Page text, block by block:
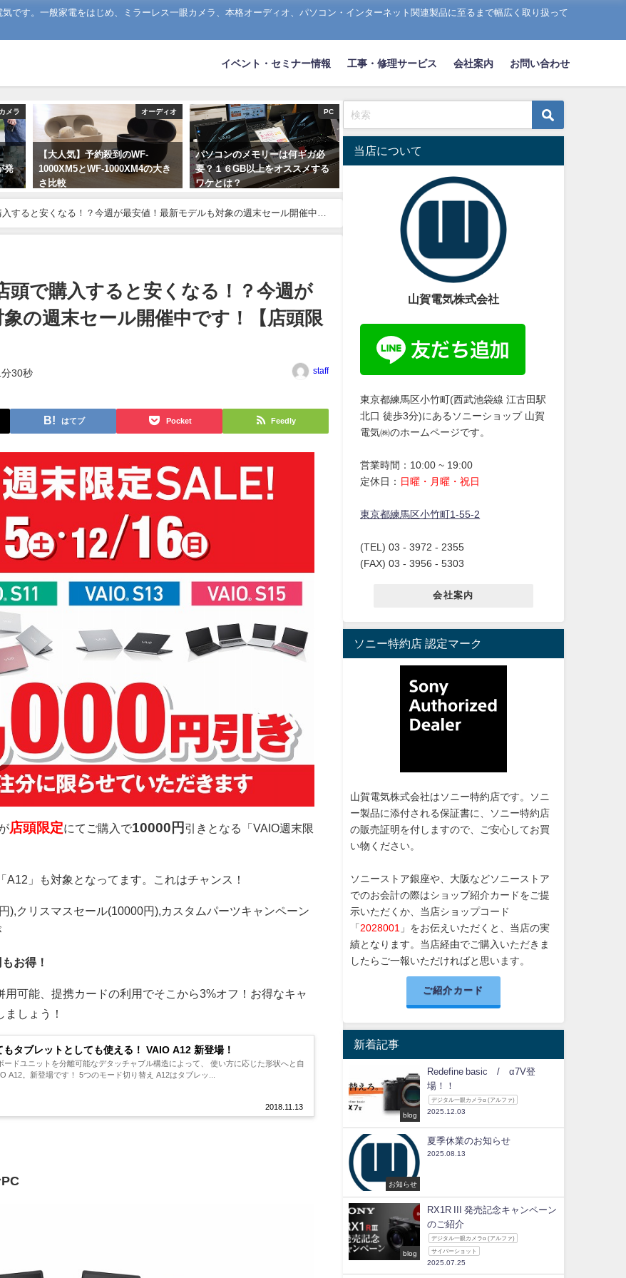
です。一般家電をはじめ、ミラーレス一眼カメラ、本格オーディオ、パソコン・インターネット関連製品に至るまで幅広く取り扱って
イベント・セミナー情報 工事・修理サービス 会社案内 お問い合わせ
カメラ
発
オーディオ
【大人気】予約殺到のWF-
1000XM5とWF-1000XM4の大き
さ比較
PC
パソコンのメモリーは何ギガ必
要？１６GB以上をオススメする
ワケとは？
すると安くなる！？今週が最安値！最新モデルも対象の週末セール開催中で
頭で購入すると安くなる！？今週が
の週末セール開催中です！【店頭限
分30秒 staff
はてブ Pocket Feedly
店頭限定にてご購入で10000円 引きとなる「VAIO週末限
」も対象となってます。これはチャンス！
),クリスマスセール(10000円),カスタムパーツキャンペーン
お得！
可能、提携カードの利用でそこから3%オフ！お得なキャ
しょう！
タブレットとしても使える！ VAIO A12 新登場！
2018.11.13
ードユニットを分離可能なデタッチャブル構造によって、 使い方に応じた形状へと自
A12。新登場です！ 5つのモード切り替え A12はタブレッ...
当店について
山賀電気株式会社
東京都練馬区小竹町(西武池袋線 江古田駅
北口 徒歩3分)にあるソニーショップ 山賀
電気㈱のホームページです。
営業時間：10:00 ~ 19:00
定休日： 日曜・月曜・祝日
東京都練馬区小竹町1-55-2
(TEL) 03 - 3972 - 2355
(FAX) 03 - 3956 - 5303
会社案内
ソニー特約店 認定マーク
山賀電気株式会社はソニー特約店です。ソニ
ー製品に添付される保証書に、ソニー特約店
の販売証明を付しますので、ご安心してお買
い物ください。
ソニーストア銀座や、大阪などソニーストア
でのお会計の際はショップ紹介カードをご提
示いただくか、当店ショップコード
「 2028001 」をお伝えいただくと、当店の実
績となります。当店経由でご購入いただきま
したらご一報いただければと思います。
ご紹介カード
新着記事
blog
Redefine basic / α7V登
場！！
デジタル一眼カメラα (アルファ)
2025.12.03
お知らせ
夏季休業のお知らせ
2025.08.13
blog
RX1R III 発売記念キャンペーン
のご紹介
デジタル一眼カメラα (アルファ)
サイバーショット
2025.07.25